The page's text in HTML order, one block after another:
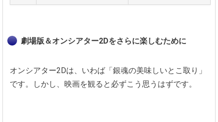
劇場版＆オンシアター2Dをさらに楽しむために
オンシアター2Dは、いわば「銀魂の美味しいとこ取り」
です。しかし、映画を観ると必ずこう思うはずです。